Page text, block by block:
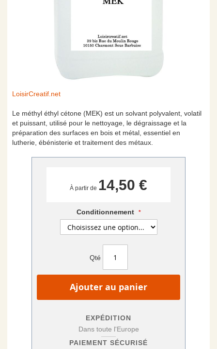
LoisirCreatif.net
Le méthyl éthyl cétone (MEK) est un solvant polyvalent, volatil
et puissant, utilisé pour le nettoyage, le dégraissage et la
préparation des surfaces en bois et métal, essentiel en
lutherie, ébénisterie et traitement des métaux.
À partir de 14,50 €
Conditionnement
Qté
Ajouter au panier
EXPÉDITION
Dans toute l'Europe
PAIEMENT SÉCURISÉ
Skip
the
beginning
of
the